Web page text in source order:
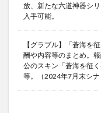
放、新たな六道神器シ
入手可能。
【グラブル】「蒼海を
酬や内容等のまとめ。
公のスキン「蒼海を征
等。（2024年7月末シナ